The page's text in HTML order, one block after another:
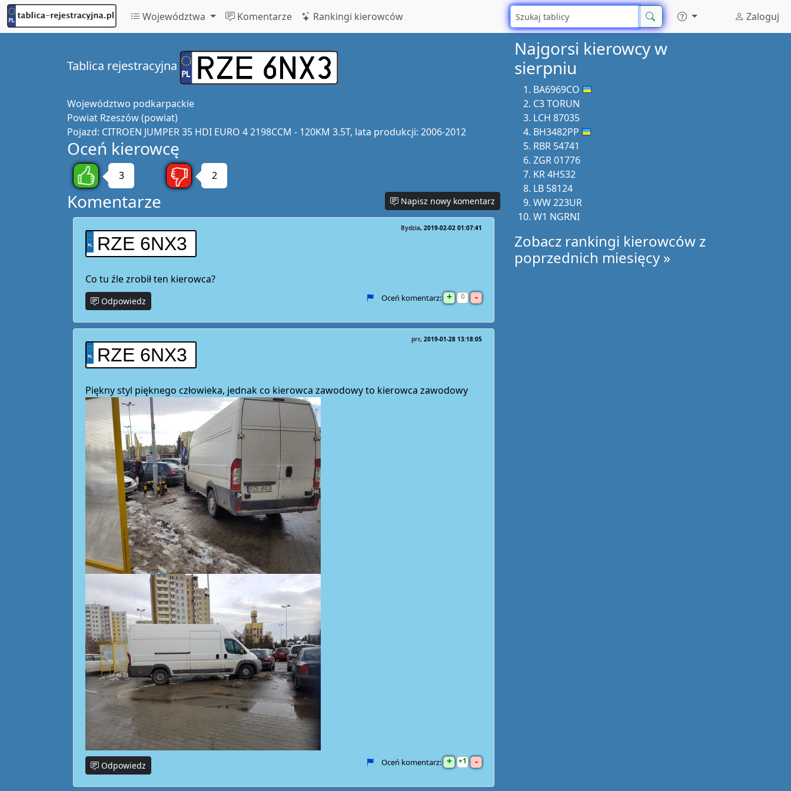
Województwa Komentarze Rankingi kierowców Zaloguj
Tablica rejestracyjna
Województwo podkarpackie
Powiat Rzeszów (powiat)
Pojazd: CITROEN JUMPER 35 HDI EURO 4 2198CCM - 120KM 3.5T, lata produkcji: 2006-2012
Oceń kierowcę
3 2
Komentarze Napisz nowy komentarz
RZE 6NX3
Bydzia 2019-02-02 01:07:41
Co tu źle zrobił ten kierowca?
Odpowiedz Oceń komentarz: + 0 -
RZE 6NX3
prr 2019-01-28 13:18:05
Piękny styl pięknego człowieka, jednak co kierowca zawodowy to kierowca zawodowy
Odpowiedz Oceń komentarz: + 1 -
Najgorsi kierowcy w
sierpniu
BA6969CO
C3 TORUN
LCH 87035
BH3482PP
RBR 54741
ZGR 01776
KR 4HS32
LB 58124
WW 223UR
W1 NGRNI
Zobacz rankingi kierowców z
poprzednich miesięcy »